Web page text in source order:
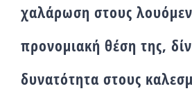
χαλάρωση στους
προνομιακή θέση της,
δυνατότητα στους